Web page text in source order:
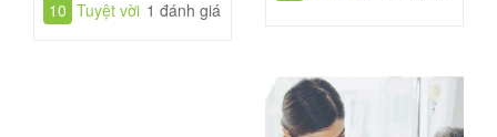
10 Tuyệt vời 1 đánh giá